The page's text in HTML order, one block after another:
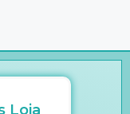
Loja